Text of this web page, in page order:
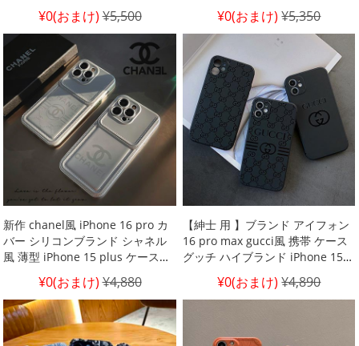
vuitton風 lv風 新作 Google Pixel
9Pro ケース おしゃれ シンプル風
¥0(おまけ)¥5,500
ォーン 11 chanel 風スマホケース
シャネル風 iPhone 15 プラス ケ
ースバラの花 CHANEL ブランド
iPhone 12 pro max 芸能人 スマ
ホ ケース
¥0(おまけ)¥5,350
新作 chanel風 iPhone 16 pro カ
バー シリコンブランド シャネル
風 薄型 iPhone 15 plus ケースブ
chanel iPhone 12 ケース 欧米風
シャネル風iPhone 14 pro カバー
CHANEL iPhone 新発売 保護 カバ
ー ハイブランド
¥0(おまけ)¥4,880
【紳士 用 】ブランド アイフォン
16 pro max gucci風 携帯 ケース
グッチ ハイブランド iPhone 15
iPhone 15 pro max カバー メン
ズ 衝撃吸収 iPhone 14 プラス ス
¥0(おまけ)¥4,890